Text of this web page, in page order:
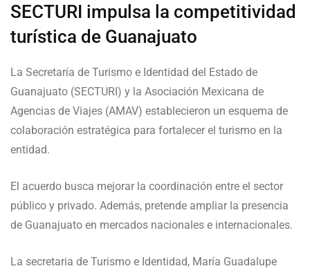
SECTURI impulsa la competitividad
turística de Guanajuato
La Secretaría de Turismo e Identidad del Estado de
Guanajuato (SECTURI) y la Asociación Mexicana de
Agencias de Viajes (AMAV) establecieron un esquema de
colaboración estratégica para fortalecer el turismo en la
entidad.
El acuerdo busca mejorar la coordinación entre el sector
público y privado. Además, pretende ampliar la presencia
de Guanajuato en mercados nacionales e internacionales.
La secretaria de Turismo e Identidad, María Guadalupe